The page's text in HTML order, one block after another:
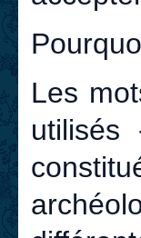
Les